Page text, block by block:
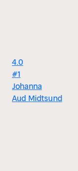
4.0
#1
Johanna
Aud Midtsund